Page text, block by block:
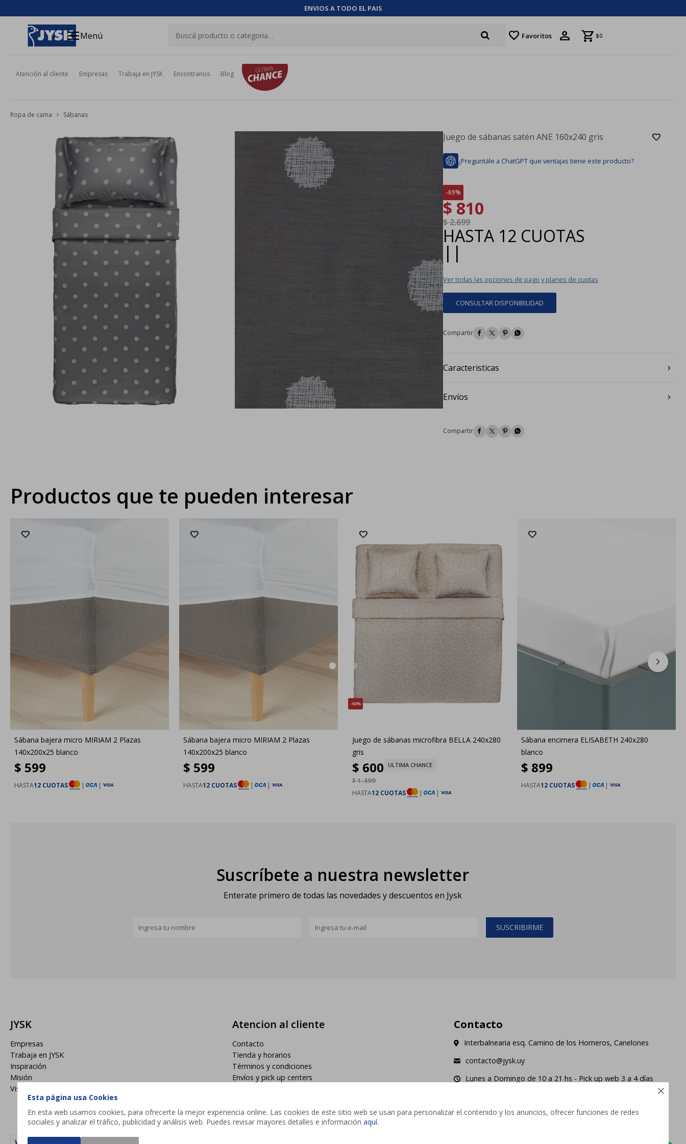

Esta página usa Cookies
En esta web usamos cookies, para ofrecerte la mejor experiencia online. Las cookies de este sitio web se usan para personalizar el contenido y los anuncios, ofrecer funciones de redes
sociales y analizar el tráfico, publicidad y análisis web. Puedes revisar mayores detalles e información aquí.
ENVIOS A TODO EL PAIS
menuMenú favorite Favoritos $0
Atención al cliente Empresas Trabaja en JYSK Encontranos Blog
Ropa de cama Sábanas
Juego de sábanas satén ANE 160x240 gris
¿Preguntále a ChatGPT que ventajas tiene este producto?
69
$ 810
$2.699
HASTA 12 CUOTAS
| |
Ver todas las opciones de pago y planes de cuotas
CONSULTAR DISPONIBILIDAD
   
Caracteristicas
Envíos
   
Productos que te pueden interesar
Sábana bajera micro MIRIAM 2 Plazas
140x200x25 blanco
$ 599
HASTA12 CUOTAS | |
Sábana bajera micro MIRIAM 2 Plazas
140x200x25 blanco
$ 599
HASTA12 CUOTAS | |
60
Juego de sábanas microfibra BELLA 240x280
gris
$ 600
$1.499
ULTIMA CHANCE
HASTA12 CUOTAS | |
Sábana encimera ELISABETH 240x280
blanco
$ 899
HASTA12 CUOTAS | |
Suscríbete a nuestra newsletter
Enterate primero de todas las novedades y descuentos en Jysk
SUSCRIBIRME
JYSK
Empresas
Trabaja en JYSK
Inspiración
Misión
Visión
Atencion al cliente
Contacto
Tienda y horarios
Términos y condiciones
Envíos y pick up centers
Contacto
Interbalnearia esq. Camino de los Horneros, Canelones
contacto@jysk.uy
Lunes a Domingo de 10 a 21 hs - Pick up web 3 a 4 días
   
close